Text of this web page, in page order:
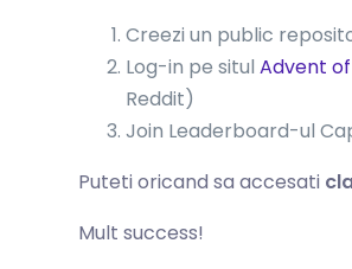
Creezi un public
Log-in pe situl Advent
Reddit)
Join Leaderboard-ul
Puteti oricand sa accesati
Mult success!